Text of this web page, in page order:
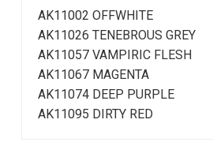
AK11002 OFFWHITE
AK11026 TENEBROUS GREY
AK11057 VAMPIRIC FLESH
AK11067 MAGENTA
AK11074 DEEP PURPLE
AK11095 DIRTY RED